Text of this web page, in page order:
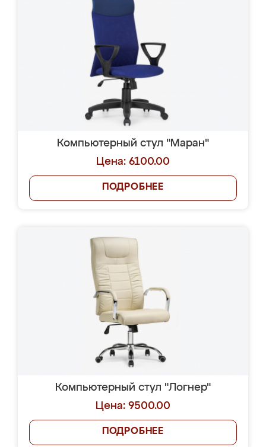
Компьютерный стул "Маран"
Цена: 6100.00
ПОДРОБНЕЕ
Компьютерный стул "Логнер"
Цена: 9500.00
ПОДРОБНЕЕ